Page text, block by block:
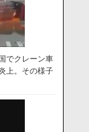
でクレーン車
上。その様子